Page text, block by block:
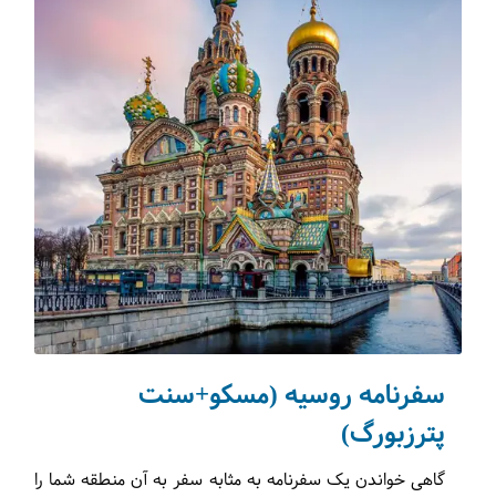
سفرنامه روسیه (مسکو+سنت
پترزبورگ)
گاهی خواندن یک سفرنامه به مثابه سفر به آن منطقه شما را